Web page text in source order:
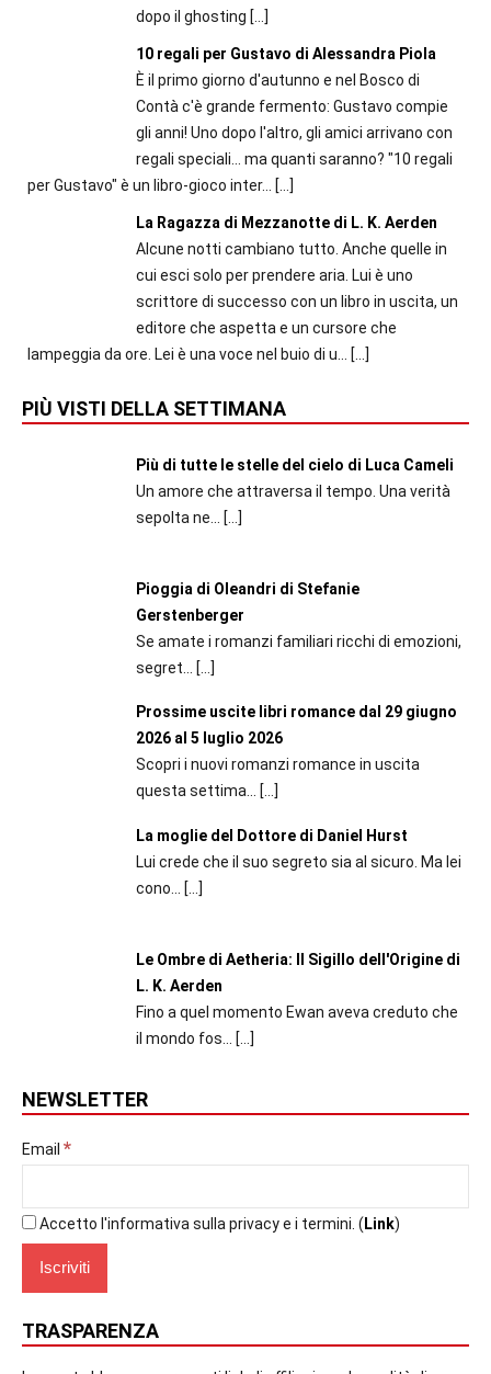
dopo il ghosting […]
10 regali per Gustavo di Alessandra Piola
È il primo giorno d'autunno e nel Bosco di
Contà c'è grande fermento: Gustavo compie
gli anni! Uno dopo l'altro, gli amici arrivano con
regali speciali... ma quanti saranno? "10 regali
per Gustavo" è un libro-gioco inter...
[…]
La Ragazza di Mezzanotte di L. K. Aerden
Alcune notti cambiano tutto. Anche quelle in
cui esci solo per prendere aria. Lui è uno
scrittore di successo con un libro in uscita, un
editore che aspetta e un cursore che
lampeggia da ore. Lei è una voce nel buio di u...
[…]
PIÙ VISTI DELLA SETTIMANA
Più di tutte le stelle del cielo di Luca Cameli
Un amore che attraversa il tempo. Una verità
sepolta ne...
[…]
Pioggia di Oleandri di Stefanie
Gerstenberger
Se amate i romanzi familiari ricchi di emozioni,
segret...
[…]
Prossime uscite libri romance dal 29 giugno
2026 al 5 luglio 2026
Scopri i nuovi romanzi romance in uscita
questa settima... […]
La moglie del Dottore di Daniel Hurst
Lui crede che il suo segreto sia al sicuro. Ma lei
cono...
[…]
Le Ombre di Aetheria: Il Sigillo dell'Origine di
L. K. Aerden
Fino a quel momento Ewan aveva creduto che
il mondo fos...
[…]
NEWSLETTER
Email *
Accetto l'informativa sulla privacy e i termini. ( Link)
TRASPARENZA